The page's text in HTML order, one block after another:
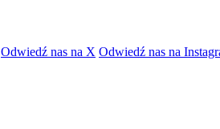
Odwiedź nas na X Odwiedź nas na